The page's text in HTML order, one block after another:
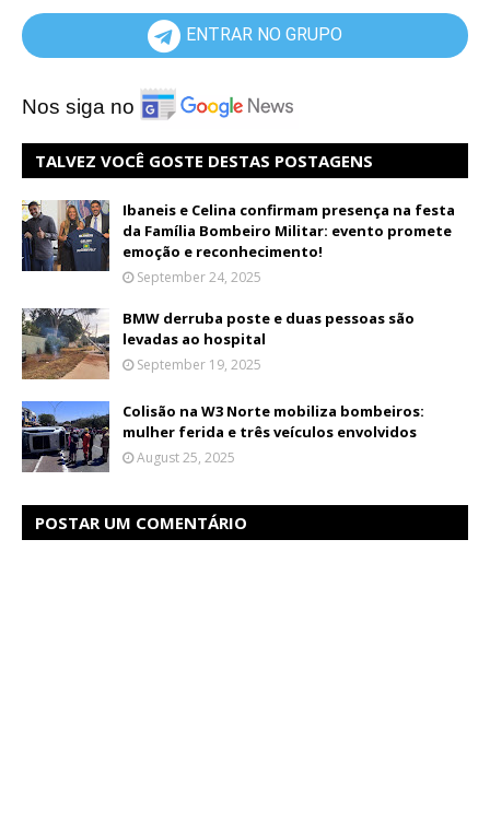
ENTRAR NO GRUPO
Nos siga no
TALVEZ VOCÊ GOSTE DESTAS POSTAGENS
Ibaneis e Celina confirmam presença na festa
da Família Bombeiro Militar: evento promete
emoção e reconhecimento!
September 24, 2025
BMW derruba poste e duas pessoas são
levadas ao hospital
September 19, 2025
Colisão na W3 Norte mobiliza bombeiros:
mulher ferida e três veículos envolvidos
August 25, 2025
POSTAR UM COMENTÁRIO